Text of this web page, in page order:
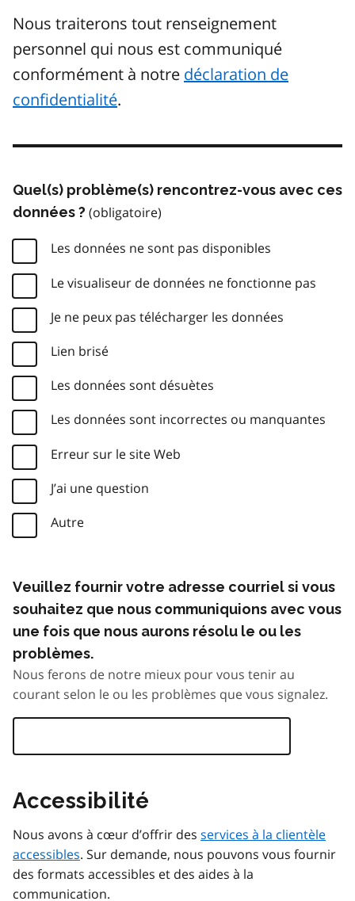
Nous traiterons tout renseignement
personnel qui nous est communiqué
conformément à notre déclaration de
confidentialité.
Quel(s) problème(s) rencontrez-vous avec ces
données ?
Les données ne sont pas disponibles
Le visualiseur de données ne fonctionne pas
Je ne peux pas télécharger les données
Lien brisé
Les données sont désuètes
Les données sont incorrectes ou manquantes
Erreur sur le site Web
J’ai une question
Autre
Veuillez fournir votre adresse courriel si vous
souhaitez que nous communiquions avec vous
une fois que nous aurons résolu le ou les
problèmes.
Nous ferons de notre mieux pour vous tenir au
courant selon le ou les problèmes que vous signalez.
Accessibilité
Nous avons à cœur d’offrir des services à la clientèle
accessibles. Sur demande, nous pouvons vous fournir
des formats accessibles et des aides à la
communication.